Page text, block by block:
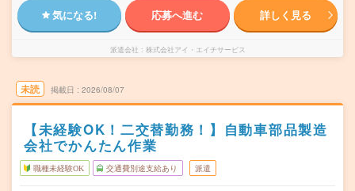
気になる! 応募へ進む 詳しく見る
派遣会社 株式会社アイ・エイチサービス
未読 掲載日 2026/08/07
【未経験OK！二交替勤務！】自動車部品製造
会社でかんたん作業
職種未経験OK 交通費別途支給あり 派遣